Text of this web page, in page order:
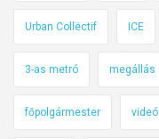
Urban Collëctif ICE
3-as metró megállás
főpolgármester videó